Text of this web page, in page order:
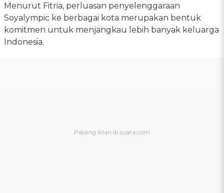
Menurut Fitria, perluasan penyelenggaraan
Soyalympic ke berbagai kota merupakan bentuk
komitmen untuk menjangkau lebih banyak keluarga
Indonesia.